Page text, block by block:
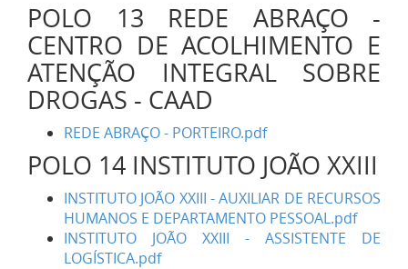
POLO 13 REDE ABRAÇO -
CENTRO DE ACOLHIMENTO E
ATENÇÃO INTEGRAL SOBRE
DROGAS - CAAD
REDE ABRAÇO - PORTEIRO.pdf
POLO 14 INSTITUTO JOÃO XXIII
INSTITUTO JOÃO XXIII - AUXILIAR DE RECURSOS
HUMANOS E DEPARTAMENTO PESSOAL.pdf
INSTITUTO JOÃO XXIII - ASSISTENTE DE
LOGÍSTICA.pdf